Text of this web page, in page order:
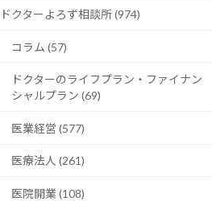
ドクターよろず相談所 (974)
コラム (57)
ドクターのライフプラン・ファイナン
シャルプラン (69)
医業経営 (577)
医療法人 (261)
医院開業 (108)